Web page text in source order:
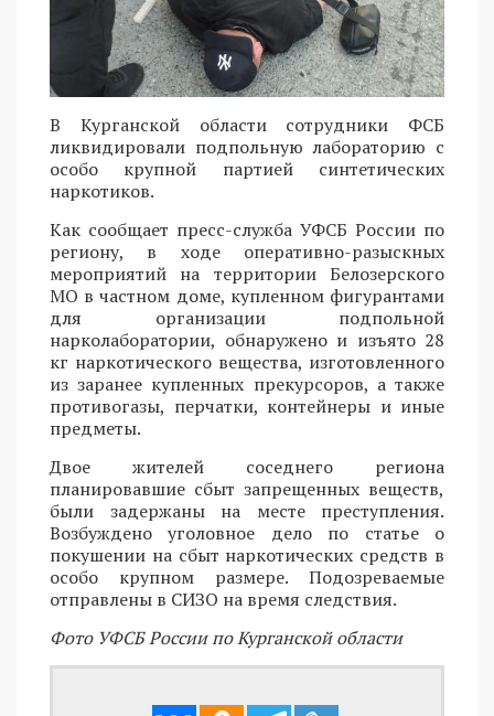
В Курганской области сотрудники ФСБ
ликвидировали подпольную лабораторию с
особо крупной партией синтетических
наркотиков.
Как сообщает пресс-служба УФСБ России по
региону, в ходе оперативно-разыскных
мероприятий на территории Белозерского
МО в частном доме, купленном фигурантами
для организации подпольной
нарколаборатории, обнаружено и изъято 28
кг наркотического вещества, изготовленного
из заранее купленных прекурсоров, а также
противогазы, перчатки, контейнеры и иные
предметы.
Двое жителей соседнего региона
планировавшие сбыт запрещенных веществ,
были задержаны на месте преступления.
Возбуждено уголовное дело по статье о
покушении на сбыт наркотических средств в
особо крупном размере. Подозреваемые
отправлены в СИЗО на время следствия.
Фото УФСБ России по Курганской области